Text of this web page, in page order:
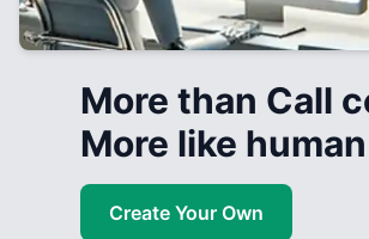
More than Call
More like human
Create Your Own